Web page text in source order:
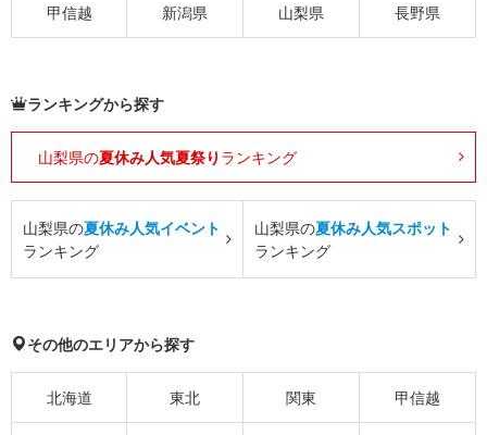
甲信越 新潟県 山梨県 長野県
ランキングから探す
山梨県の夏休み人気夏祭り ランキング
山梨県の夏休み人気イベント
ランキング
山梨県の夏休み人気スポット
ランキング
その他のエリアから探す
北海道 東北 関東 甲信越